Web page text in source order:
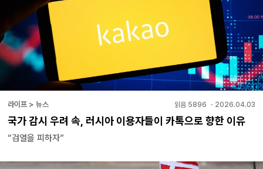
라이프 > 뉴스 읽음 5896 ・ 2026.04.03
국가 감시 우려 속, 러시아 이용자들이 카톡으로 향한 이유
“검열을 피하자”